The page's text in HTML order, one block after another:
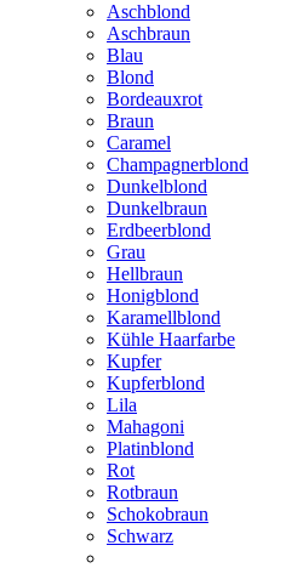
Aschblond
Aschbraun
Blau
Blond
Bordeauxrot
Braun
Caramel
Champagnerblond
Dunkelblond
Dunkelbraun
Erdbeerblond
Grau
Hellbraun
Honigblond
Karamellblond
Kühle Haarfarbe
Kupfer
Kupferblond
Lila
Mahagoni
Platinblond
Rot
Rotbraun
Schokobraun
Schwarz